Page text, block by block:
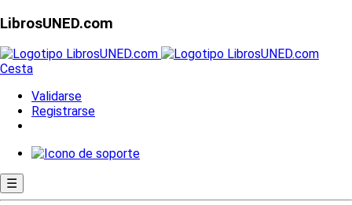
LibrosUNED.com
Cesta
Validarse
Registrarse
☰